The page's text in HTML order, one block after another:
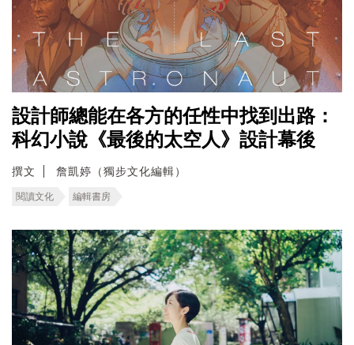
設計師總能在各方的任性中找到出路：
科幻小說《最後的太空人》設計幕後
撰文 詹凱婷（獨步文化編輯）
閱讀文化 編輯書房